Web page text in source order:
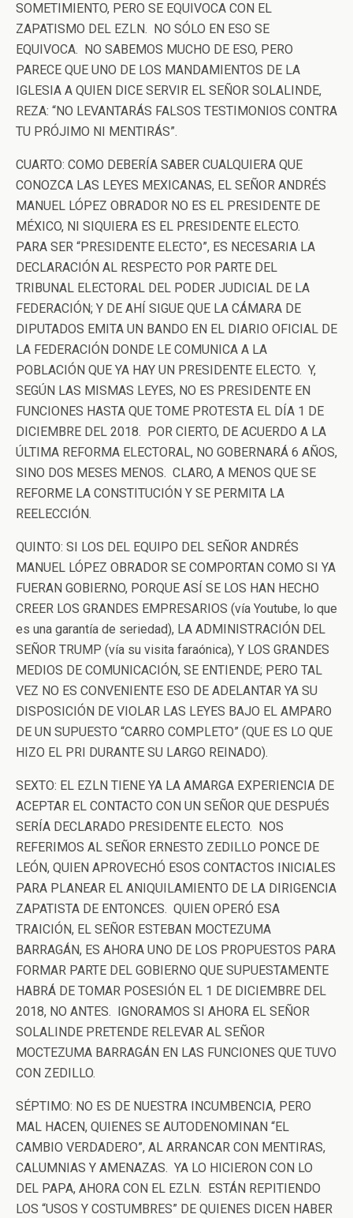
SOMETIMIENTO, PERO SE EQUIVOCA CON EL
ZAPATISMO DEL EZLN. NO SÓLO EN ESO SE
EQUIVOCA. NO SABEMOS MUCHO DE ESO, PERO
PARECE QUE UNO DE LOS MANDAMIENTOS DE LA
IGLESIA A QUIEN DICE SERVIR EL SEÑOR SOLALINDE,
REZA: “NO LEVANTARÁS FALSOS TESTIMONIOS CONTRA
TU PRÓJIMO NI MENTIRÁS”.
CUARTO: COMO DEBERÍA SABER CUALQUIERA QUE
CONOZCA LAS LEYES MEXICANAS, EL SEÑOR ANDRÉS
MANUEL LÓPEZ OBRADOR NO ES EL PRESIDENTE DE
MÉXICO, NI SIQUIERA ES EL PRESIDENTE ELECTO.
PARA SER “PRESIDENTE ELECTO”, ES NECESARIA LA
DECLARACIÓN AL RESPECTO POR PARTE DEL
TRIBUNAL ELECTORAL DEL PODER JUDICIAL DE LA
FEDERACIÓN; Y DE AHÍ SIGUE QUE LA CÁMARA DE
DIPUTADOS EMITA UN BANDO EN EL DIARIO OFICIAL DE
LA FEDERACIÓN DONDE LE COMUNICA A LA
POBLACIÓN QUE YA HAY UN PRESIDENTE ELECTO. Y,
SEGÚN LAS MISMAS LEYES, NO ES PRESIDENTE EN
FUNCIONES HASTA QUE TOME PROTESTA EL DÍA 1 DE
DICIEMBRE DEL 2018. POR CIERTO, DE ACUERDO A LA
ÚLTIMA REFORMA ELECTORAL, NO GOBERNARÁ 6 AÑOS,
SINO DOS MESES MENOS. CLARO, A MENOS QUE SE
REFORME LA CONSTITUCIÓN Y SE PERMITA LA
REELECCIÓN.
QUINTO: SI LOS DEL EQUIPO DEL SEÑOR ANDRÉS
MANUEL LÓPEZ OBRADOR SE COMPORTAN COMO SI YA
FUERAN GOBIERNO, PORQUE ASÍ SE LOS HAN HECHO
CREER LOS GRANDES EMPRESARIOS (vía Youtube, lo que
es una garantía de seriedad), LA ADMINISTRACIÓN DEL
SEÑOR TRUMP (vía su visita faraónica), Y LOS GRANDES
MEDIOS DE COMUNICACIÓN, SE ENTIENDE; PERO TAL
VEZ NO ES CONVENIENTE ESO DE ADELANTAR YA SU
DISPOSICIÓN DE VIOLAR LAS LEYES BAJO EL AMPARO
DE UN SUPUESTO “CARRO COMPLETO” (QUE ES LO QUE
HIZO EL PRI DURANTE SU LARGO REINADO).
SEXTO: EL EZLN TIENE YA LA AMARGA EXPERIENCIA DE
ACEPTAR EL CONTACTO CON UN SEÑOR QUE DESPUÉS
SERÍA DECLARADO PRESIDENTE ELECTO. NOS
REFERIMOS AL SEÑOR ERNESTO ZEDILLO PONCE DE
LEÓN, QUIEN APROVECHÓ ESOS CONTACTOS INICIALES
PARA PLANEAR EL ANIQUILAMIENTO DE LA DIRIGENCIA
ZAPATISTA DE ENTONCES. QUIEN OPERÓ ESA
TRAICIÓN, EL SEÑOR ESTEBAN MOCTEZUMA
BARRAGÁN, ES AHORA UNO DE LOS PROPUESTOS PARA
FORMAR PARTE DEL GOBIERNO QUE SUPUESTAMENTE
HABRÁ DE TOMAR POSESIÓN EL 1 DE DICIEMBRE DEL
2018, NO ANTES. IGNORAMOS SI AHORA EL SEÑOR
SOLALINDE PRETENDE RELEVAR AL SEÑOR
MOCTEZUMA BARRAGÁN EN LAS FUNCIONES QUE TUVO
CON ZEDILLO.
SÉPTIMO: NO ES DE NUESTRA INCUMBENCIA, PERO
MAL HACEN, QUIENES SE AUTODENOMINAN “EL
CAMBIO VERDADERO”, AL ARRANCAR CON MENTIRAS,
CALUMNIAS Y AMENAZAS. YA LO HICIERON CON LO
DEL PAPA, AHORA CON EL EZLN. ESTÁN REPITIENDO
LOS “USOS Y COSTUMBRES” DE QUIENES DICEN HABER